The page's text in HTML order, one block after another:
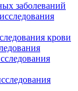
заболеваний
крови